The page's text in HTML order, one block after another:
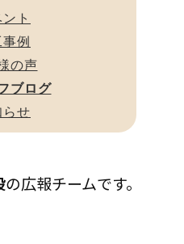
の広報チームです。
ト
例
の声
ブログ
らせ